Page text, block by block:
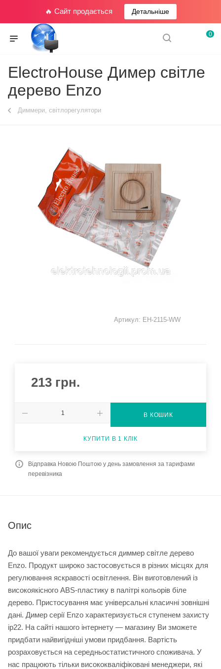
🔥 Сайт продається Детальніше
0
ElectroHouse Димер світле
дерево Enzo
Диммери, світлорегулятори
Артикул: EH-2115-WW
213 грн.
В КОШИК
КУПИТИ В 1 КЛІК
Відправка Новою Поштою у день замовлення за тарифами
перевізника
Опис
До вашої уваги рекомендується диммер світле дерево
Enzo. Продукт широко застосовується в різних місцях для
регулювання яскравості освітлення. Він виготовлений із
високоякісного ABS-пластику в палітрі кольорів біле
дерево. Пристосування має універсальні класичні зовнішні
дані. Димер серії Enzo характеризується ступенем захисту
ip22. На сайті нашого інтернету — магазину Ви зможете
придбати найвигідніші умови придбання. Вартість
розраховується на середньостатистичного споживача. У
нас працюють тільки висококваліфіковані менеджери, які